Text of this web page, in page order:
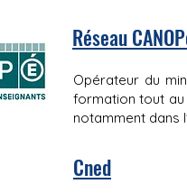
Réseau
Opérateur du
formation tout au
notamment dans
Cned